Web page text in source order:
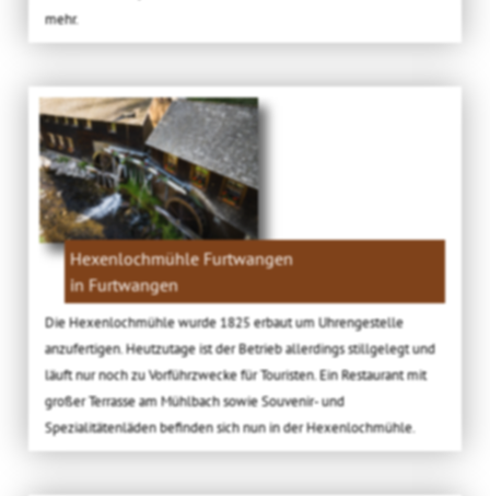
mehr.
Hexenlochmühle Furtwangen
in Furtwangen
Die Hexenlochmühle wurde 1825 erbaut um Uhrengestelle
anzufertigen. Heutzutage ist der Betrieb allerdings stillgelegt und
läuft nur noch zu Vorführzwecke für Touristen. Ein Restaurant mit
großer Terrasse am Mühlbach sowie Souvenir- und
Spezialitätenläden befinden sich nun in der Hexenlochmühle.